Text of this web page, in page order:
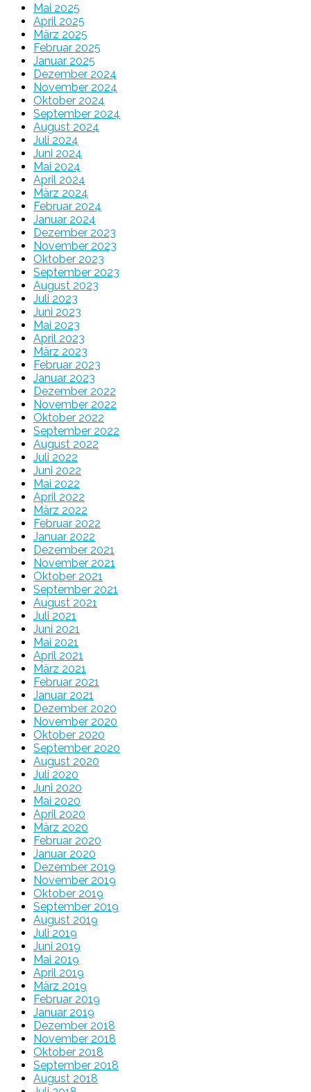
Mai 2025
April 2025
März 2025
Februar 2025
Januar 2025
Dezember 2024
November 2024
Oktober 2024
September 2024
August 2024
Juli 2024
Juni 2024
Mai 2024
April 2024
März 2024
Februar 2024
Januar 2024
Dezember 2023
November 2023
Oktober 2023
September 2023
August 2023
Juli 2023
Juni 2023
Mai 2023
April 2023
März 2023
Februar 2023
Januar 2023
Dezember 2022
November 2022
Oktober 2022
September 2022
August 2022
Juli 2022
Juni 2022
Mai 2022
April 2022
März 2022
Februar 2022
Januar 2022
Dezember 2021
November 2021
Oktober 2021
September 2021
August 2021
Juli 2021
Juni 2021
Mai 2021
April 2021
März 2021
Februar 2021
Januar 2021
Dezember 2020
November 2020
Oktober 2020
September 2020
August 2020
Juli 2020
Juni 2020
Mai 2020
April 2020
März 2020
Februar 2020
Januar 2020
Dezember 2019
November 2019
Oktober 2019
September 2019
August 2019
Juli 2019
Juni 2019
Mai 2019
April 2019
März 2019
Februar 2019
Januar 2019
Dezember 2018
November 2018
Oktober 2018
September 2018
August 2018